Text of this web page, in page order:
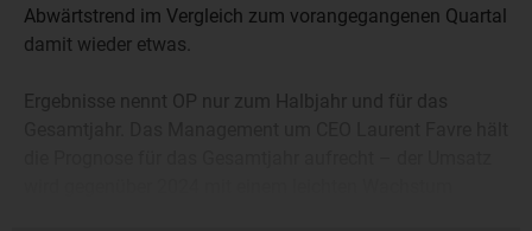
Abwärtstrend im Vergleich zum vorangegangenen Quartal
damit wieder etwas.
Ergebnisse nennt OP nur zum Halbjahr und für das